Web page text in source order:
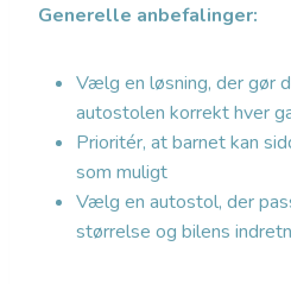
Generelle anbefalinger:
Vælg en løsning, der gør
autostolen korrekt hver
Prioritér, at barnet kan
som muligt
Vælg en autostol, der
størrelse og bilens